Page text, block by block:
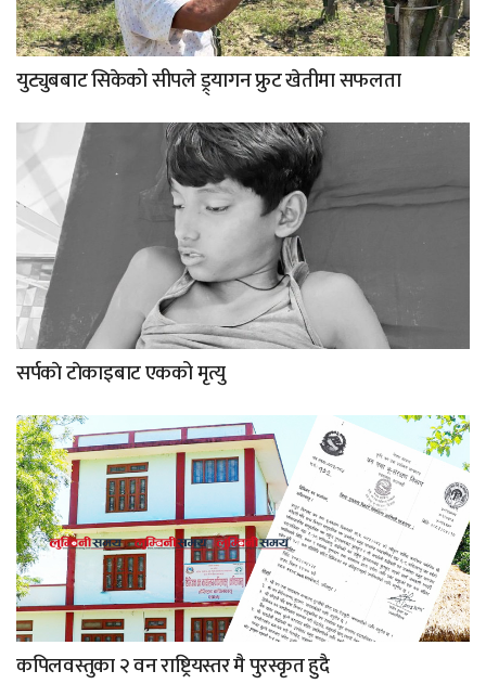
युट्युबबाट सिकेको सीपले ड्र्यागन फ्रुट खेतीमा सफलता
सर्पकाे टाेकाइबाट एकको मृत्यु
कपिलवस्तुका २ वन राष्ट्रियस्तर मै पुरस्कृत हुदै